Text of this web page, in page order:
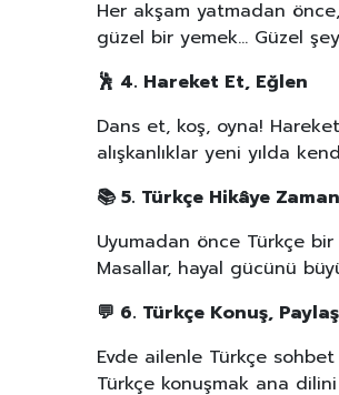
Her akşam yatmadan
güzel bir yemek… Güzel
🕺 4. Hareket Et, Eğlen
Dans et, koş, oyna!
alışkanlıklar yeni yılda
📚5. Türkçe Hikâye
Uyumadan önce Türkçe
Masallar, hayal gücünü
💬 6. Türkçe Konuş, Paylaş
Evde ailenle Türkçe
Türkçe konuşmak ana